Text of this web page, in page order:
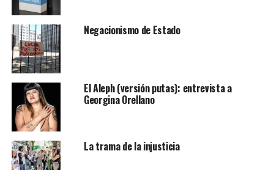
Negacionismo de Estado
El Aleph (versión putas): entrevista a
Georgina Orellano
La trama de la injusticia